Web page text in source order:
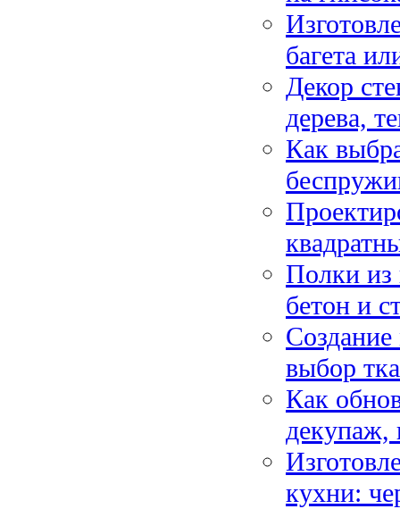
багета
Декор
дерева,
Как
Полки из
бетон и
Создание
выбор
Как
декупаж,
кухни: